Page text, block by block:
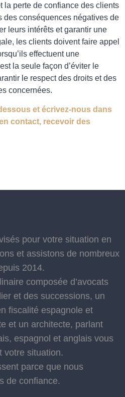
la perte de confiance des clients
des conséquences négatives de
leurs intérêts et garantir une
les clients doivent faire appel
effectuent une
la seule façon d’éviter le
le respect des droits et des
concernées.
et écrivez-nous dans
contact, recevoir des
pour votre situation en
et assistons de nombreux
2014.
composée d’avocats
et des successions, un
fiscalité espagnole et
et un architecte, parlant
espagnol et anglais vous
votre situation.
parce que nous
de confiance.